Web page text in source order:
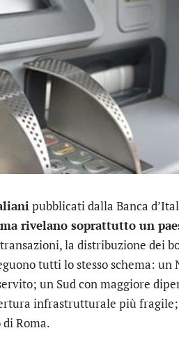
pubblicati dalla Banca
rivelano soprattutto un
la distribuzione dei
tutti lo stesso schema: un
un Sud con maggiore
infrastrutturale più
Roma.